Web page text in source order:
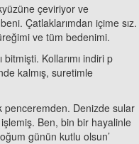
çeviriyor ve
Çatlaklarımdan içime sız.
ve tüm bedenimi.
Kollarımı indiri p
kalmış, suretimle
penceremden. Denizde sular
Ben, bin bir hayalinle
günün kutlu olsun’